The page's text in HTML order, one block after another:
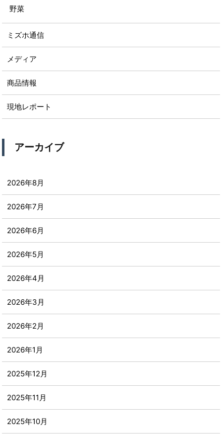
野菜
ミズホ通信
メディア
商品情報
現地レポート
アーカイブ
2026年8月
2026年7月
2026年6月
2026年5月
2026年4月
2026年3月
2026年2月
2026年1月
2025年12月
2025年11月
2025年10月